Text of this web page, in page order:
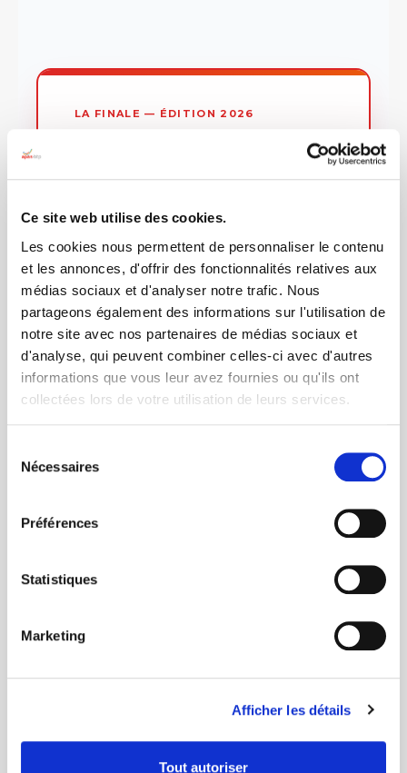
Ce site web utilise des cookies.
Les cookies nous permettent de personnaliser le contenu
et les annonces, d'offrir des fonctionnalités relatives aux
médias sociaux et d'analyser notre trafic. Nous
partageons également des informations sur l'utilisation de
notre site avec nos partenaires de médias sociaux et
d'analyse, qui peuvent combiner celles-ci avec d'autres
informations que vous leur avez fournies ou qu'ils ont
collectées lors de votre utilisation de leurs services.
Nécessaires
Préférences
Statistiques
Marketing
Afficher les détails
Tout autoriser
LA FINALE — ÉDITION 2026
26 SEPTEMBRE 2026
ARGENTEUIL (95)
DURÉE 2H40 DE COURSE
10
ÉQUIPES QUALIFIÉES · PLACES NON
TRANSMISSIBLES
septembre à Aérokart
ÉQUIPE